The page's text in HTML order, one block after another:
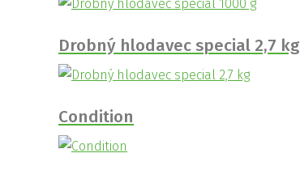
Drobný hlodavec special 2,7 kg
Condition